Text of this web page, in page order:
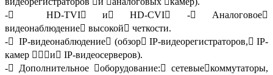
-􀀁 HD-TVI􀀁 и􀀁 HD-CVI􀀁 -􀀁 Аналоговое􀀁
видеонаблюдение􀀁 высокой􀀁 четкости.
-􀀁 IP-видеонаблюдение􀀁 (обзор􀀁 IP-видеорегистраторов,􀀁 IP-
камер 􀀁􀀁􀀁и􀀁 IP-видеосерверов).
-􀀁 Дополнительное 􀀁оборудование:􀀁 сетевые􀀁коммутаторы,